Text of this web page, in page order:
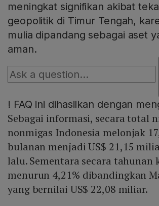
meningkat signifikan akibat
geopolitik di Timur Tengah,
mulia dipandang sebagai aset
aman.
! FAQ ini dihasilkan dengan
Sebagai informasi, secara total
nonmigas Indonesia melonjak
bulanan menjadi US$ 21,15
lalu. Sementara secara tahunan
menurun 4,21% dibandingkan
yang bernilai US$ 22,08 miliar.